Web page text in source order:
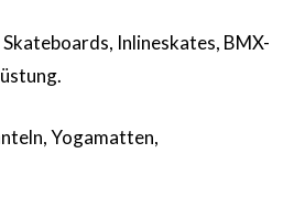
Skateboards, Inlineskates, BMX-
Yogamatten,